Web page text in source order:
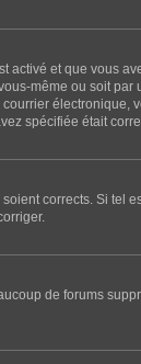
et que vous
même ou soit
spécifiée était
corrects. Si
de forums